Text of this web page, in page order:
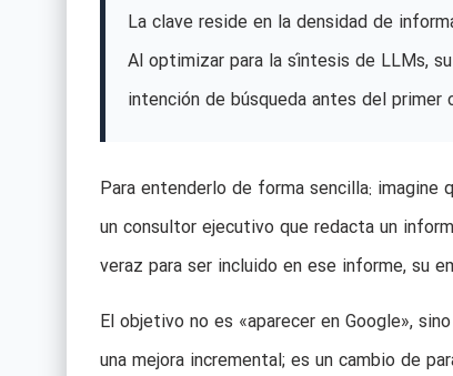
La clave reside en la densidad de
Al optimizar para la síntesis de LLMs,
intención de búsqueda antes del primer
Para entenderlo de forma sencilla:
un consultor ejecutivo que redacta un
veraz para ser incluido en ese informe, su
El objetivo no es «aparecer en Google»,
una mejora incremental; es un cambio de